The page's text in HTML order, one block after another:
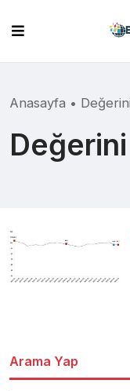
content
Anasayfa • Değerini
Değerini
Arama Yap